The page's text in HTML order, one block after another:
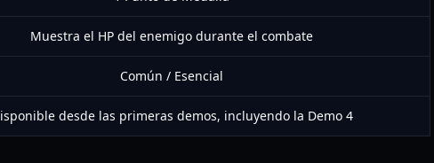
Muestra el HP del enemigo durante el combate
Común / Esencial
desde las primeras demos, incluyendo la Demo 4